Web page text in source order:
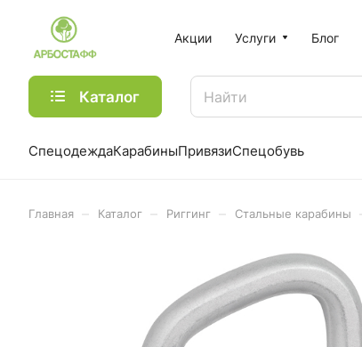
Акции Услуги Блог
Каталог
СпецодеждаКарабиныПривязиСпецобувь
Главная Каталог Риггинг Стальные карабины